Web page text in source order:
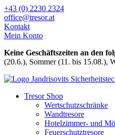
Zum
Inhalt
wechseln
+43 (0) 2230 2324
office@tresor.at
Kontakt
Mein Konto
Keine Geschäftszeiten an den
(20.6.), Sommer (11. bis 15.08.),
Tresor Shop
Wertschutzschränke
Wandtresore
Hotelzimmer- und
Feuerschutztresore